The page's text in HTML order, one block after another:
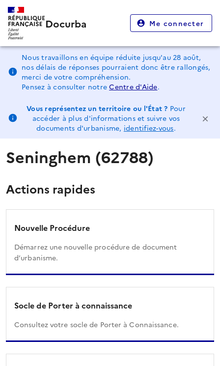
Docurba Me connecter
Nous travaillons en équipe réduite jusqu'au 28 août,
nos délais de réponses pourraient donc être rallongés,
merci de votre compréhension.
Pensez à consulter notreCentre d'Aide.
Vous représentez un territoire ou l'État ? Pour
accéder à plus d'informations et suivre vos
documents d'urbanisme, identifiez-vous.
Seninghem (62788)
Actions rapides
Nouvelle Procédure
Démarrez une nouvelle procédure de document
d’urbanisme.
Socle de Porter à connaissance
Consultez votre socle de Porter à Connaissance.